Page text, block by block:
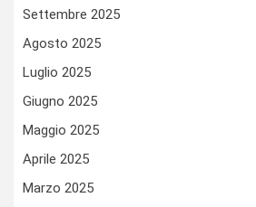
Settembre 2025
Agosto 2025
Luglio 2025
Giugno 2025
Maggio 2025
Aprile 2025
Marzo 2025